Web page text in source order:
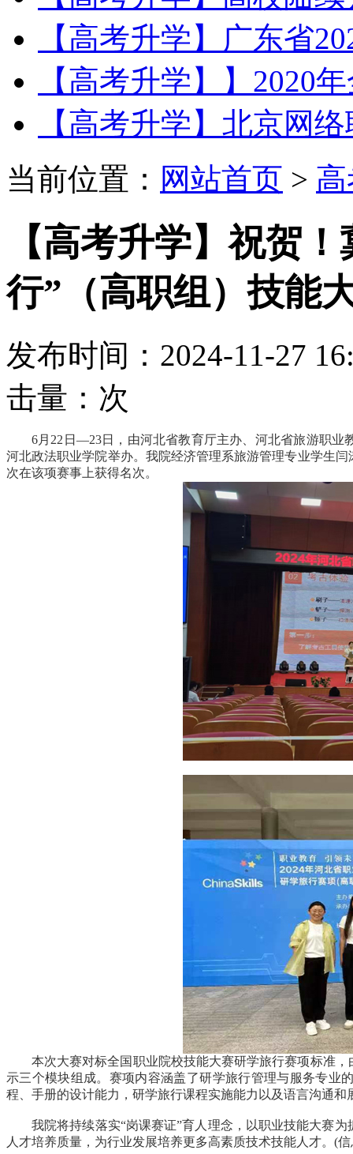
【高考升学】广东省
【高考升学】】2020
【高考升学】北京网
当前位置： 网站首页 >
【高考升学】祝贺
行”（高职组）技能
发布时间：2024-11-27
击量： 次
6月22日—23日，由河北省教育厅主办、河北省旅游职业
河北政法职业学院举办。我院经济管理系旅游管理专业学生
次在该项赛事上获得名次。
本次大赛对标全国职业院校技能大赛研学旅行赛项标准
示三个模块组成。赛项内容涵盖了研学旅行管理与服务专业
程、手册的设计能力，研学旅行课程实施能力以及语言沟通和
我院将持续落实“岗课赛证”育人理念，以职业技能大赛
人才培养质量，为行业发展培养更多高素质技术技能人才。(